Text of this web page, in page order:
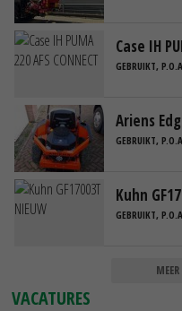
Case IH
GEBRUIKT,
Ariens
GEBRUIKT,
Kuhn
GEBRUIKT,
VACATURES